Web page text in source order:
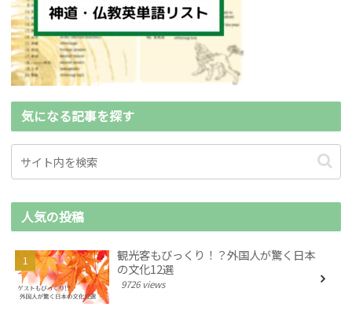
気になる記事を探す
人気の投稿
観光客もびっくり！？外国人が驚く日本
の文化12選
9726 views